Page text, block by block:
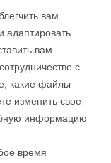
вам
адаптировать
вам
с
какие файлы
изменить свое
информацию
время